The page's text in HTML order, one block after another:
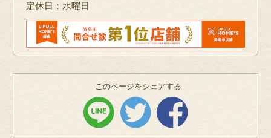
定休日：水曜日
このページをシェアする